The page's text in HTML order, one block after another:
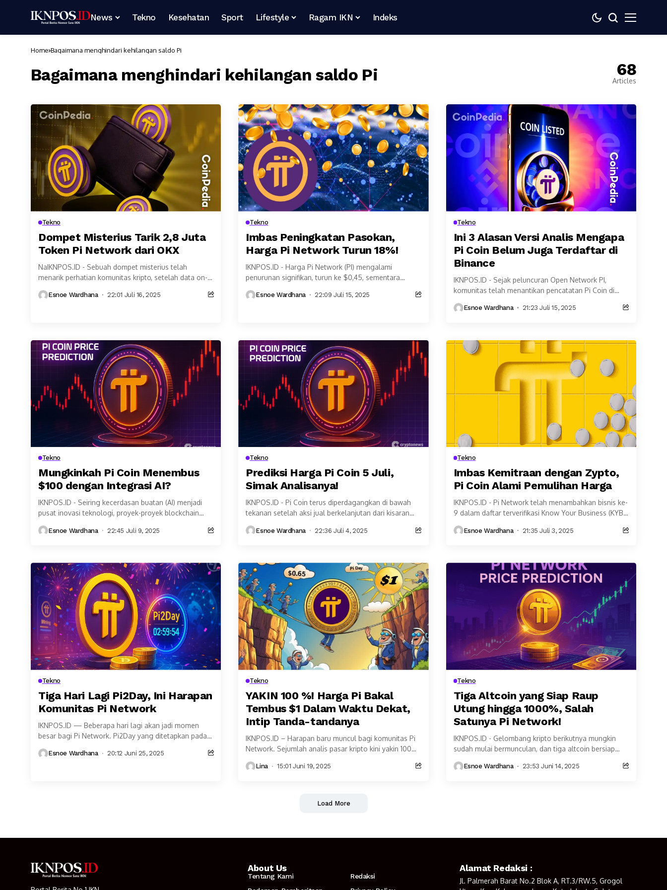
News Tekno Kesehatan Sport Lifestyle Ragam IKN Indeks
Home Bagaimana menghindari kehilangan saldo Pi
Bagaimana menghindari kehilangan saldo Pi 68
Articles
Tekno
Dompet Misterius Tarik 2,8 Juta
Token Pi Network dari OKX
NaIKNPOS.ID - Sebuah dompet misterius telah
menarik perhatian komunitas kripto, setelah data on-
tersebut telah menarik jutaan token...
Esnoe Wardhana 22:01 Juli 16, 2025
Tekno
Imbas Peningkatan Pasokan,
Harga Pi Network Turun 18%!
IKNPOS.ID - Harga Pi Network (PI) mengalami
penurunan signifikan, turun ke $0,45, sementara
masa di $122.000....
Esnoe Wardhana 22:09 Juli 15, 2025
Tekno
Ini 3 Alasan Versi Analis Mengapa
Pi Coin Belum Juga Terdaftar di
Binance
IKNPOS.ID - Sejak peluncuran Open Network PI,
komunitas telah menantikan pencatatan Pi Coin di
kini...Esnoe Wardhana 21:23 Juli 15, 2025
Tekno
Mungkinkah Pi Coin Menembus
$100 dengan Integrasi AI?
IKNPOS.ID - Seiring kecerdasan buatan (AI) menjadi
pusat inovasi teknologi, proyek-proyek blockchain
disruptif ini. Dengan pasar AI...
Esnoe Wardhana 22:45 Juli 9, 2025
Tekno
Prediksi Harga Pi Coin 5 Juli,
Simak Analisanya!
IKNPOS.ID - Pi Coin terus diperdagangkan di bawah
tekanan setelah aksi jual berkelanjutan dari kisaran
Esnoe Wardhana 22:36 Juli 4, 2025
Tekno
Imbas Kemitraan dengan Zypto,
Pi Coin Alami Pemulihan Harga
IKNPOS.ID - Pi Network telah menambahkan bisnis ke-
9 dalam daftar terverifikasi Know Your Business (KYB):
pembayaran....
Esnoe Wardhana 21:35 Juli 3, 2025
Tekno
Tiga Hari Lagi Pi2Day, Ini Harapan
Komunitas Pi Network
IKNPOS.ID — Beberapa hari lagi akan jadi momen
besar bagi Pi Network. Pi2Day yang ditetapkan pada
Esnoe Wardhana 20:12 Juni 25, 2025
Tekno
YAKIN 100 %! Harga Pi Bakal
Tembus $1 Dalam Waktu Dekat,
Intip Tanda-tandanya
IKNPOS.ID – Harapan baru muncul bagi komunitas Pi
Network. Sejumlah analis pasar kripto kini yakin 100%
Lina 15:01 Juni 19, 2025
Tekno
Tiga Altcoin yang Siap Raup
Utung hingga 1000%, Salah
Satunya Pi Network!
IKNPOS.ID - Gelombang kripto berikutnya mungkin
sudah mulai bermunculan, dan tiga altcoin bersiap
Remittix, Pi Network...
Esnoe Wardhana 23:53 Juni 14, 2025
Load More
About Us
Tentang Kami
Redaksi
Alamat Redaksi :
Jl. Palmerah Barat No.2 Blok A, RT.3/RW.5, Grogol